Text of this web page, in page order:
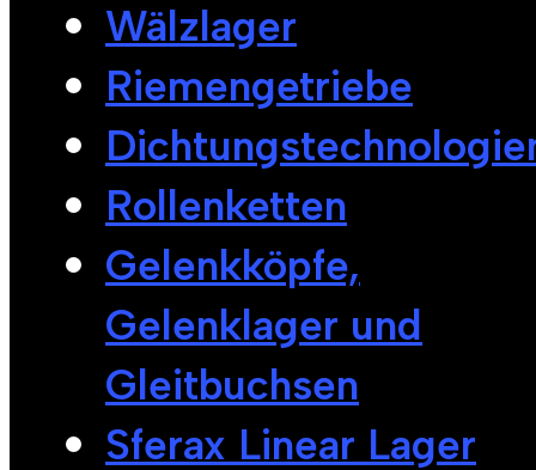
Wälzlager
Riemengetriebe
Rollenketten
Gelenkköpfe,
Gelenklager und
Gleitbuchsen
Sferax Linear Lager